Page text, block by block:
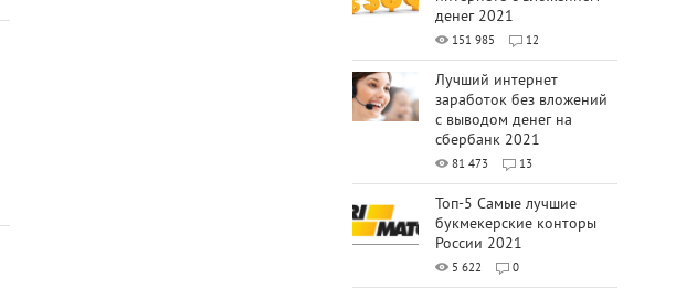
денег 2021
151 985 12
Лучший интернет
заработок без вложений
с выводом денег на
сбербанк 2021
81 473 13
Топ-5 Самые лучшие
букмекерские конторы
России 2021
5 622 0